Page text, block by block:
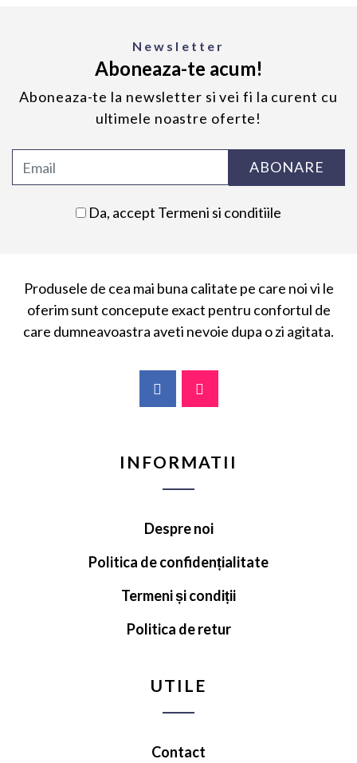
Newsletter
Aboneaza-te acum!
Aboneaza-te la newsletter si vei fi la curent cu
ultimele noastre oferte!
ABONARE
Da, accept Termeni si conditiile
INFORMATII
Despre noi
Politica de confidențialitate
Termeni și condiții
Politica de retur
Produsele de cea mai buna calitate pe care noi vi le
oferim sunt concepute exact pentru confortul de
care dumneavoastra aveti nevoie dupa o zi agitata.
UTILE
Contact